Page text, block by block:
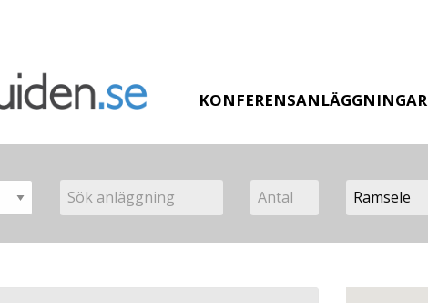
KONFERENSANLÄGGNINGAR